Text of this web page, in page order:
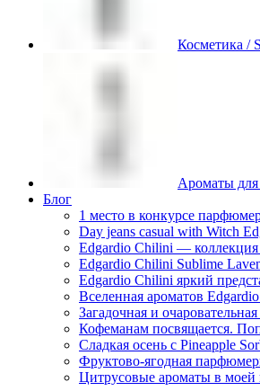
Косметика /
Ароматы для
Блог
1 место в конкурсе
Day jeans casual with Witch
Edgardio Chilini — коллекция
Edgardio Chilini Sublime
Edgardio Chilini яркий
Вселенная ароматов
Загадочная и
Кофеманам посвящается.
Сладкая осень с Pineapple
Фруктово-ягодная
​Цитрусовые ароматы в моей